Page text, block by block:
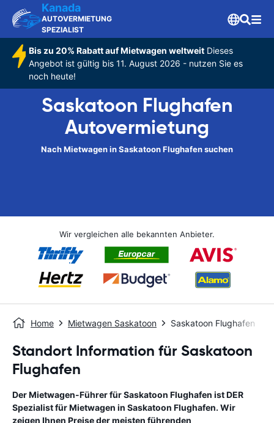
Kanada
AUTOVERMIETUNG
SPEZIALIST
Bis zu 20% Rabatt auf Mietwagen weltweitDieses
Angebot ist gültig bis 11. August 2026 - nutzen Sie es
noch heute!
Saskatoon Flughafen
Autovermietung
Nach Mietwagen in Saskatoon Flughafen suchen
Wir vergleichen alle bekannten Anbieter.
Home Mietwagen Saskatoon Saskatoon Flughafen
Standort Information für Saskatoon
Flughafen
Der Mietwagen-Führer fürSaskatoon Flughafen ist DER
Spezialist für Mietwagen in Saskatoon Flughafen. Wir
zeigen Ihnen Preise der meisten führenden